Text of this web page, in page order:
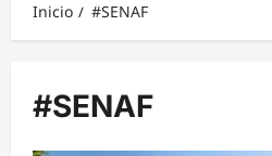
Inicio #SENAF
#SENAF